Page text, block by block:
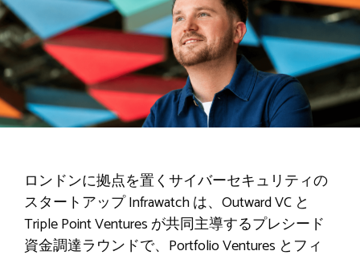
ロンドンに拠点を置くサイバーセキュリティの
スタートアップ Infrawatch は、Outward VC と
Triple Point Ventures が共同主導するプレシード
資金調達ラウンドで、Portfolio Ventures とフィ